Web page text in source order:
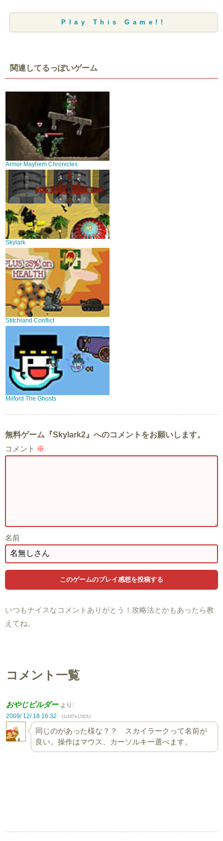
Play This Game!!
関連してるっぽいゲーム
Armor Mayhem Chronicles
Skylark
Stitchland Conflict
Milford The Ghosts
無料ゲーム『Skylark2』へのコメントをお願いします。
コメント ※
名前
いつもナイスなコメントありがとう！攻略法とかもあったら教
えてね。
コメント一覧
おやじビルダー より:
2009/ 12/ 18 16:32
UzMTk1NDU
同じのがあった様な？？ スカイラークって名前が
良い。操作はマウス、カーソルキー選べます。